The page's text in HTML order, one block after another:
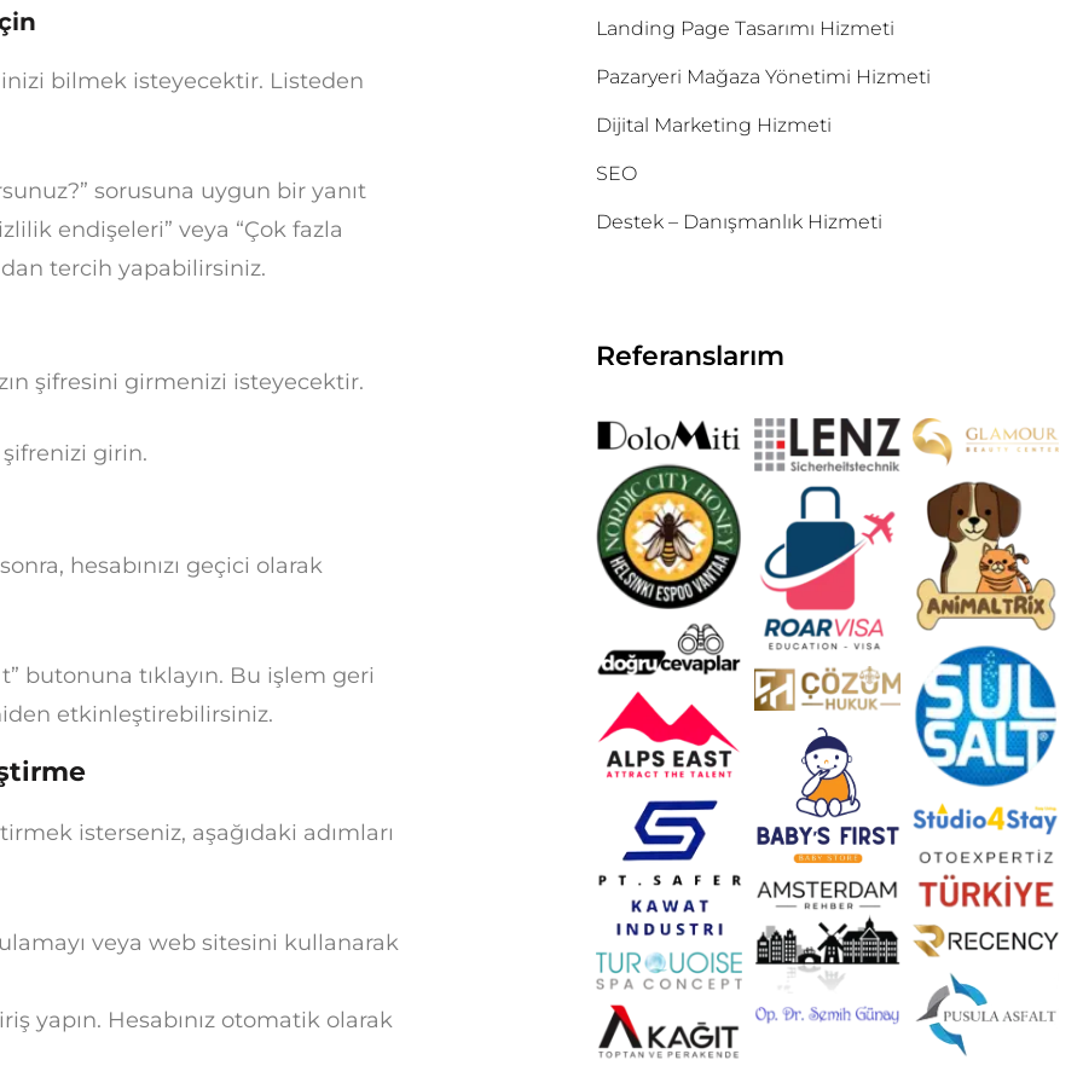
bilmek isteyecektir. Listeden
sorusuna uygun bir yanıt
endişeleri” veya “Çok fazla
tercih yapabilirsiniz.
şifresini girmenizi isteyecektir.
girin.
hesabınızı geçici olarak
butonuna tıklayın. Bu işlem geri
etkinleştirebilirsiniz.
isterseniz, aşağıdaki adımları
veya web sitesini kullanarak
yapın. Hesabınız otomatik olarak
Landing Page Tasarımı Hizmeti
Pazaryeri Mağaza Yönetimi Hizmeti
Dijital Marketing Hizmeti
SEO
Destek – Danışmanlık Hizmeti
Referanslarım